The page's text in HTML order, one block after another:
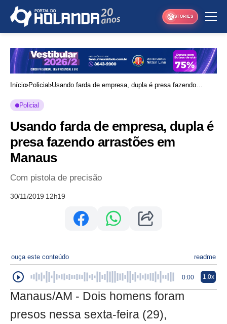
STORIES
Início Policial Usando farda de empresa, dupla é presa fazendo
Policial
Usando farda de empresa, dupla é
presa fazendo arrastões em
Manaus
Com pistola de precisão
30/11/2019 12h19
ouça este conteúdo readme
0:00 1.0x
Manaus/AM - Dois homens foram
presos nessa sexta-feira (29),